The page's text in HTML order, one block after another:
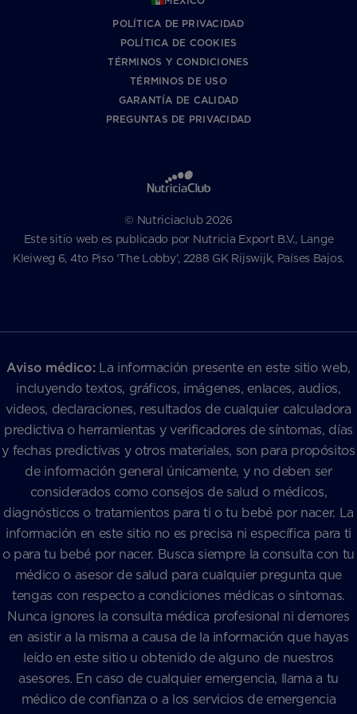
POLÍTICA DE PRIVACIDAD
POLÍTICA DE COOKIES
TÉRMINOS Y CONDICIONES
TÉRMINOS DE USO
GARANTÍA DE CALIDAD
PREGUNTAS DE PRIVACIDAD
© Nutriciaclub 2026
Este sitio web es publicado por Nutricia Export B.V., Lange
Kleiweg 6, 4to Piso ‘The Lobby’, 2288 GK Rijswijk, Países Bajos.
Aviso médico:La información presente en este sitio web,
incluyendo textos, gráficos, imágenes, enlaces, audios,
videos, declaraciones, resultados de cualquier calculadora
predictiva o herramientas y verificadores de síntomas, días
y fechas predictivas y otros materiales, son para propósitos
de información general únicamente, y no deben ser
considerados como consejos de salud o médicos,
diagnósticos o tratamientos para ti o tu bebé por nacer. La
información en este sitio no es precisa ni específica para ti
o para tu bebé por nacer. Busca siempre la consulta con tu
médico o asesor de salud para cualquier pregunta que
tengas con respecto a condiciones médicas o síntomas.
Nunca ignores la consulta médica profesional ni demores
en asistir a la misma a causa de la información que hayas
leído en este sitio u obtenido de alguno de nuestros
asesores. En caso de cualquier emergencia, llama a tu
médico de confianza o a los servicios de emergencia